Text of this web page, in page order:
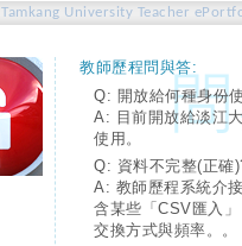
Tamkang University Teacher
教師歷程問與答:
Q: 開放給何種身份
A: 目前開放給淡江
使用。
Q: 資料不完整(正確
A: 教師歷程系統介
含某些「CSV匯入
交換方式與頻率。。